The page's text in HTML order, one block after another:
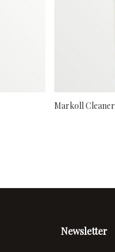
Markoll
Newsletter